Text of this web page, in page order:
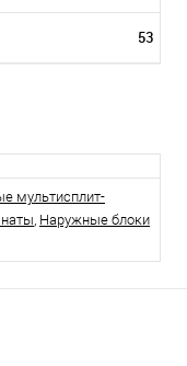
53
мультисплит-
, Наружные блоки